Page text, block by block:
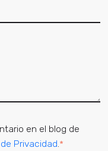
en el blog de
Privacidad.*